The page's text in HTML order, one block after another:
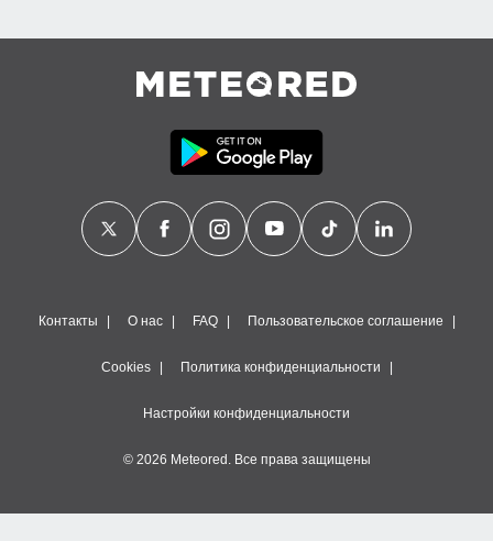
Контакты О нас FAQ Пользовательское соглашение
Cookies Политика конфиденциальности
Настройки конфиденциальности
© 2026 Meteored. Все права защищены